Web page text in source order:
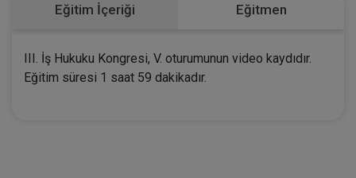
Eğitim İçeriği Eğitmen
III. İş Hukuku Kongresi, V. oturumunun video kaydıdır.
Eğitim süresi 1 saat 59 dakikadır.